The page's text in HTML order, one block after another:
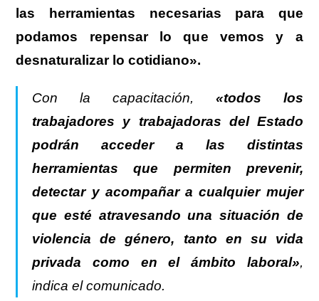
las herramientas necesarias para que
podamos repensar lo que vemos y a
desnaturalizar lo cotidiano».
Con la capacitación, «todos los
trabajadores y trabajadoras del Estado
podrán acceder a las distintas
herramientas que permiten prevenir,
detectar y acompañar a cualquier mujer
que esté atravesando una situación de
violencia de género, tanto en su vida
privada como en el ámbito laboral»,
indica el comunicado.